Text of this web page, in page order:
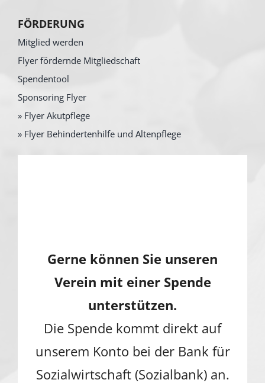
FÖRDERUNG
Mitglied werden
Flyer fördernde Mitgliedschaft
Spendentool
Sponsoring Flyer
» Flyer Akutpflege
» Flyer Behindertenhilfe und Altenpflege
Gerne können Sie unseren
Verein mit einer Spende
unterstützen.
Die Spende kommt direkt auf
unserem Konto bei der Bank für
Sozialwirtschaft (Sozialbank) an.